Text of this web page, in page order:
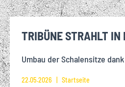
TRIBÜNE STRAHLT IN
Umbau der Schalensitze
22.05.2026 Startseite